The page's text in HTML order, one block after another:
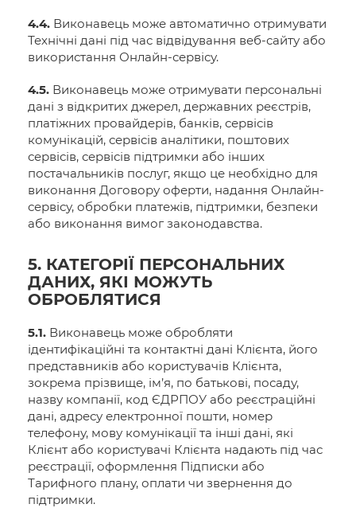
4.4. Виконавець може автоматично отримувати
Технічні дані під час відвідування веб-сайту або
використання Онлайн-сервісу.
4.5. Виконавець може отримувати персональні
дані з відкритих джерел, державних реєстрів,
платіжних провайдерів, банків, сервісів
комунікацій, сервісів аналітики, поштових
сервісів, сервісів підтримки або інших
постачальників послуг, якщо це необхідно для
виконання Договору оферти, надання Онлайн-
сервісу, обробки платежів, підтримки, безпеки
або виконання вимог законодавства.
5. КАТЕГОРІЇ ПЕРСОНАЛЬНИХ
ДАНИХ, ЯКІ МОЖУТЬ
ОБРОБЛЯТИСЯ
5.1. Виконавець може обробляти
ідентифікаційні та контактні дані Клієнта, його
представників або користувачів Клієнта,
зокрема прізвище, ім’я, по батькові, посаду,
назву компанії, код ЄДРПОУ або реєстраційні
дані, адресу електронної пошти, номер
телефону, мову комунікації та інші дані, які
Клієнт або користувачі Клієнта надають під час
реєстрації, оформлення Підписки або
Тарифного плану, оплати чи звернення до
підтримки.